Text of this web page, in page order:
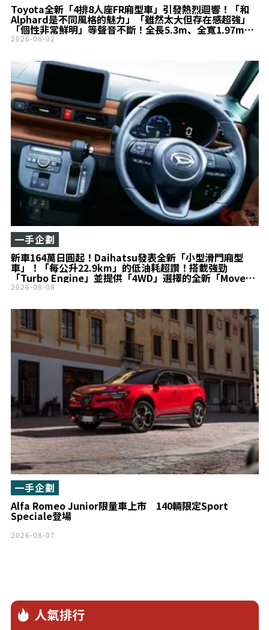
Toyota全新「4排8人座FR廂型車」引發熱烈迴響！「和
Alphard是不同風格的魅力」「雖然太大但存在感超強」
「個性非常鮮明」等聲音不斷！全長5.3m、全寬1.97m的
巨型「GranAce」再度受到關注！
2026-06-02
新車164萬日圓起！Daihatsu發表全新「小型滑門廂型
車」！「每公升22.9km」的低油耗超讚！搭載強勁
「Turbo Engine」並提供「4WD」選擇的全新「Move
Canbus」登場！
一手企劃
2026-08-08
Alfa Romeo Junior限量車上市 140輛限定Sport
Speciale登場
一手企劃
2026-08-07
人氣排行